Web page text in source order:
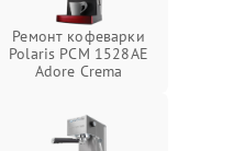
Ремонт кофеварки
Polaris PCM 1528AE
Adore Crema